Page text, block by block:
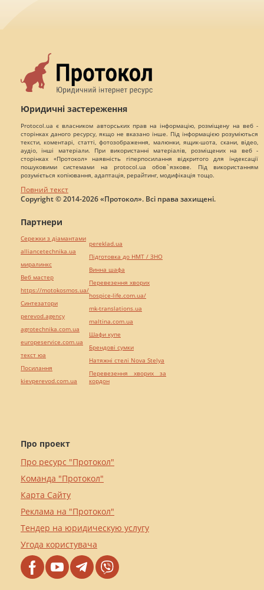
Юридичні застереження
Protocol.ua є власником авторських прав на інформацію, розміщену на веб -
сторінках даного ресурсу, якщо не вказано інше. Під інформацією розуміються
тексти, коментарі, статті, фотозображення, малюнки, ящик-шота, скани, відео,
аудіо, інші матеріали. При використанні матеріалів, розміщених на веб -
сторінках «Протокол» наявність гіперпосилання відкритого для індексації
пошуковими системами на protocol.ua обов`язкове. Під використанням
розуміється копіювання, адаптація, рерайтинг, модифікація тощо.
Повний текст
Copyright © 2014-2026 «Протокол». Всі права захищені.
Про проект
Про ресурс "Протокол"
Команда "Протокол"
Карта Сайту
Реклама на "Протокол"
Тендер на юридическую услугу
Угода користувача
Партнери
Сережки з діамантами
alliancetechnika.ua
миралинкс
Веб мастер
https://motokosmos.ua/
Синтезатори
perevod.agency
agrotechnika.com.ua
europeservice.com.ua
текст юа
Посилання
kievperevod.com.ua
pereklad.ua
Підготовка до НМТ / ЗНО
Винна шафа
Перевезення хворих
hospice-life.com.ua/
mk-translations.ua
maltina.com.ua
Шафи купе
Брендові сумки
Натяжні стелі Nova Stelya
Перевезення хворих за
кордон